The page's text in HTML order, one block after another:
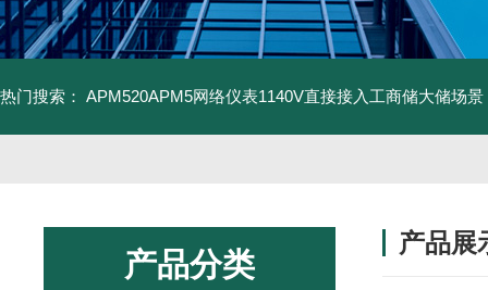
热门搜索： APM520APM5网络仪表1140V直接接入工商储大储场景
产品分类
产品展